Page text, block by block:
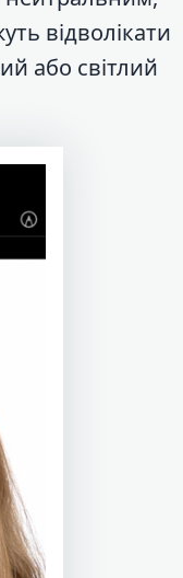
відволікати
або світлий